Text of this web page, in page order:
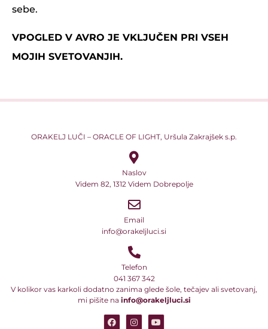
sebe.
VPOGLED V AVRO JE VKLJUČEN PRI VSEH
MOJIH SVETOVANJIH.
ORAKELJ LUČI – ORACLE OF LIGHT, Uršula Zakrajšek s.p.
Naslov
Videm 82, 1312 Videm Dobrepolje
Email
info@orakeljluci.si
Telefon
041 367 342
V kolikor vas karkoli dodatno zanima glede šole, tečajev ali svetovanj,
mi pišite na info@orakeljluci.si